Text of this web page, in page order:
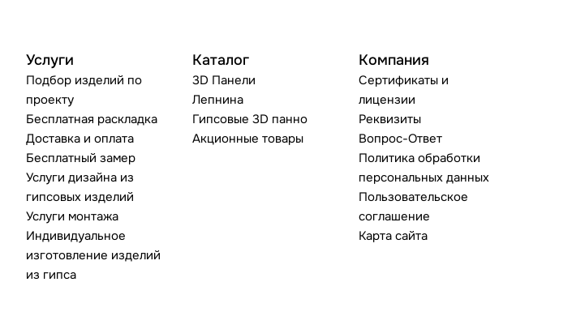
Услуги
Подбор изделий по
проекту
Бесплатная раскладка
Доставка и оплата
Бесплатный замер
Услуги дизайна из
гипсовых изделий
Услуги монтажа
Индивидуальное
изготовление изделий
из гипса
Каталог
3D Панели
Лепнина
Гипсовые 3D панно
Акционные товары
Компания
Сертификаты и
лицензии
Реквизиты
Вопрос-Ответ
Политика обработки
персональных данных
Пользовательское
соглашение
Карта сайта